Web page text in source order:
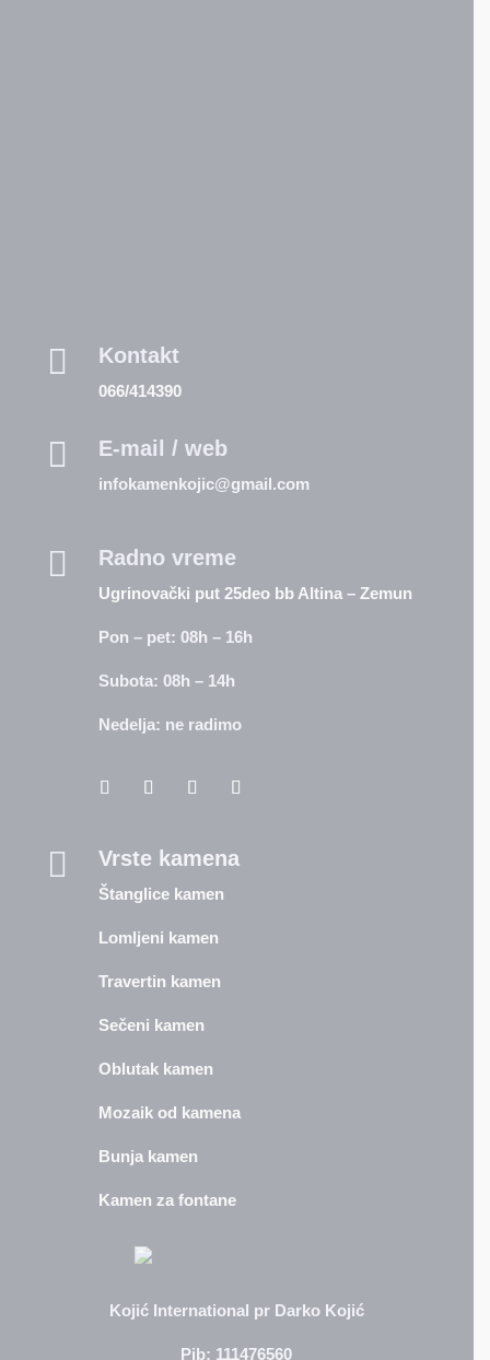
 Kontakt
066/414390
 E-mail / web
infokamenkojic@gmail.com
 Radno vreme
Ugrinovački put 25deo bb Altina – Zemun
Pon – pet: 08h – 16h
Subota: 08h – 14h
Nedelja: ne radimo
 Vrste kamena
Štanglice kamen
Lomljeni kamen
Travertin kamen
Sečeni kamen
Oblutak kamen
Mozaik od kamena
Bunja kamen
Kamen za fontane
Kojić International pr Darko Kojić
Pib: 111476560